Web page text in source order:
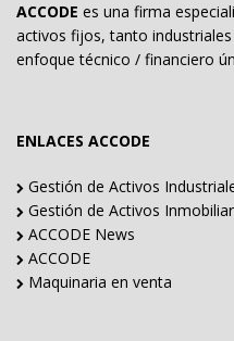
ACCODE es una firma
activos fijos, tanto
enfoque técnico / financiero
ENLACES ACCODE
Gestión de Activos
Gestión de Activos
ACCODE News
ACCODE
Maquinaria en venta